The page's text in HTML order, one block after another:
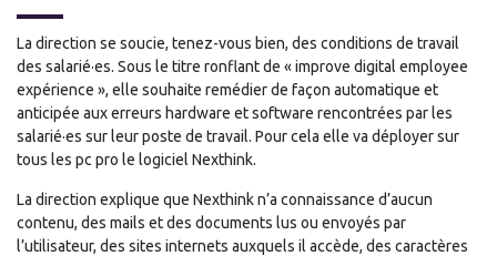
La direction se soucie, tenez-vous bien, des conditions de travail
des salarié·es. Sous le titre ronflant de « improve digital employee
expérience », elle souhaite remédier de façon automatique et
anticipée aux erreurs hardware et software rencontrées par les
salarié·es sur leur poste de travail. Pour cela elle va déployer sur
tous les pc pro le logiciel Nexthink.
La direction explique que Nexthink n’a connaissance d’aucun
contenu, des mails et des documents lus ou envoyés par
l’utilisateur, des sites internets auxquels il accède, des caractères